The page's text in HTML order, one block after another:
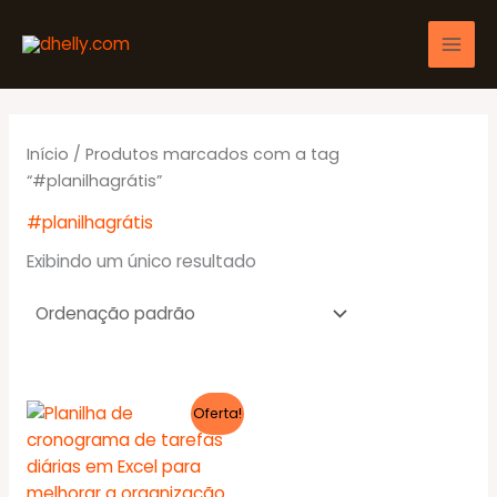
para
conteúdo
Início / Produtos marcados com a tag
“#planilhagrátis”
#planilhagrátis
Exibindo um único resultado
Oferta!